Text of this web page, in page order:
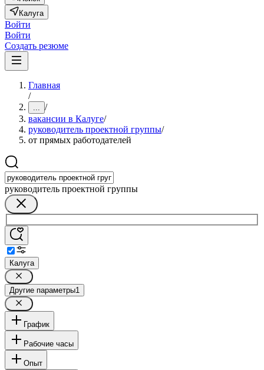
Калуга
Войти
Войти
Создать резюме
Главная
/
... /
вакансии в Калуге/
руководитель проектной группы/
от прямых работодателей
руководитель проектной группы
Калуга
Другие параметры1
График
Рабочие часы
Опыт